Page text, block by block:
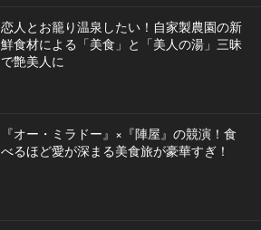
恋人とお籠り温泉したい！自家製農園の新
鮮食材による「美食」と「美人の湯」三昧
で艶美人に
『オー・ミラドー』×『陣屋』の競演！食
べるほど愛が深まる美食旅が豪華すぎ！